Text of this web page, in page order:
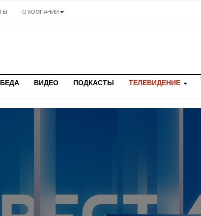
О КОМПАНИИ
ВИДЕО ПОДКАСТЫ ТЕЛЕВИДЕНИЕ